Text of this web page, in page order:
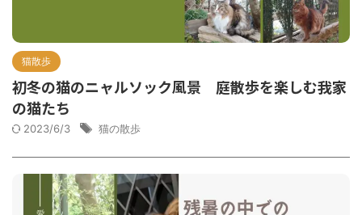
猫散歩
初冬の猫のニャルソック風景 庭散歩を楽しむ我家
の猫たち
2023/6/3 猫の散歩